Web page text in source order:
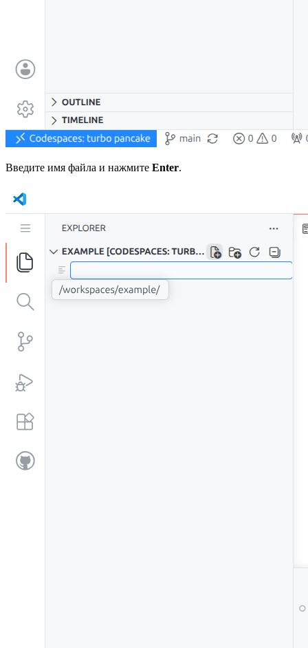
Введите имя файла и нажмите Enter.